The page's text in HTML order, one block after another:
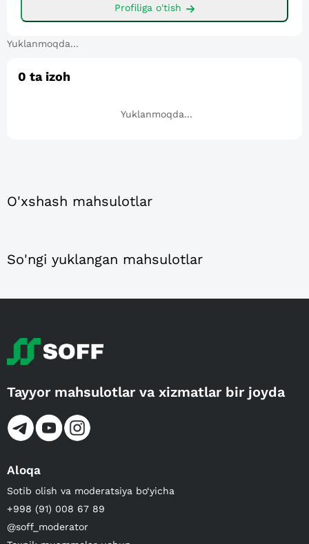
Profiliga o'tish
Yuklanmoqda...
0 ta izoh
Yuklanmoqda...
O'xshash mahsulotlar
So'ngi yuklangan mahsulotlar
Tayyor mahsulotlar va xizmatlar bir joyda
Aloqa
Sotib olish va moderatsiya bo‘yicha
+998 (91) 008 67 89
@soff_moderator